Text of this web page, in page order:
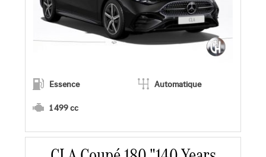
Essence
Automatique
1 499 cc
En savoir plus